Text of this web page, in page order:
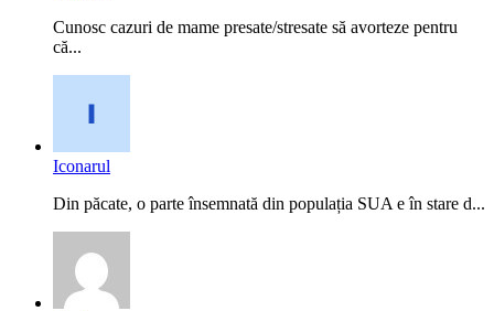
Cunosc cazuri de mame presate/stresate să avorteze pentru
că...
Iconarul
Din păcate, o parte însemnată din populația SUA e în stare d...